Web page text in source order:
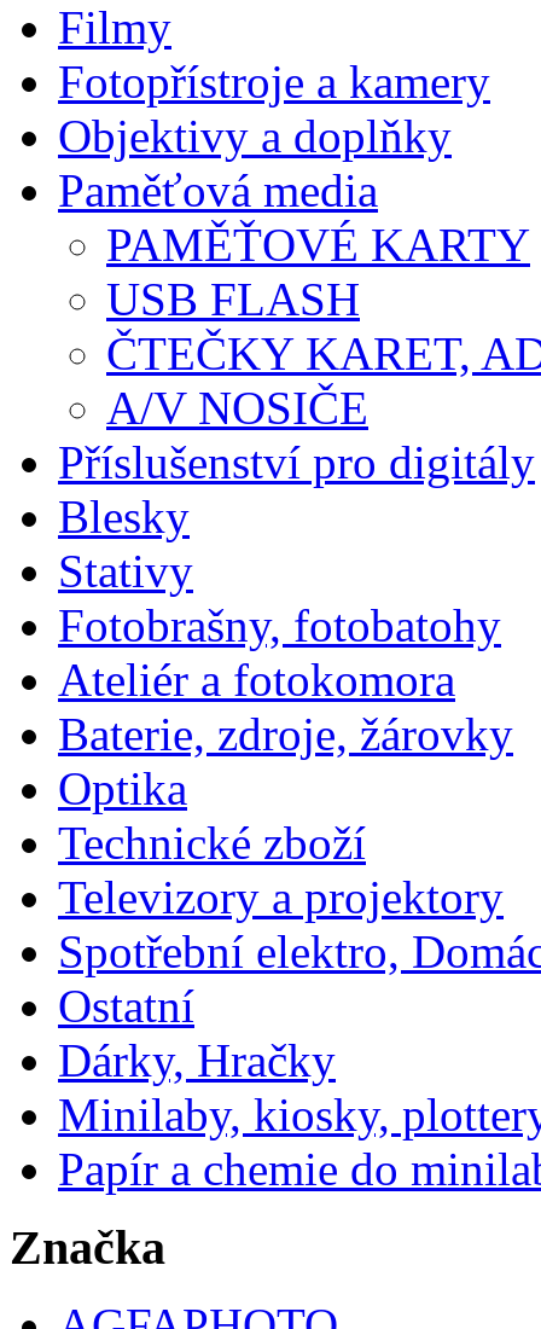
Filmy
Fotopřístroje a kamery
Objektivy a doplňky
Paměťová media
PAMĚŤOVÉ KARTY
USB FLASH
ČTEČKY KARET,
A/V NOSIČE
Příslušenství pro digitály
Blesky
Stativy
Fotobrašny, fotobatohy
Ateliér a fotokomora
Baterie, zdroje, žárovky
Optika
Technické zboží
Televizory a projektory
Spotřební elektro,
Ostatní
Dárky, Hračky
Minilaby, kiosky,
Papír a chemie do
Značka